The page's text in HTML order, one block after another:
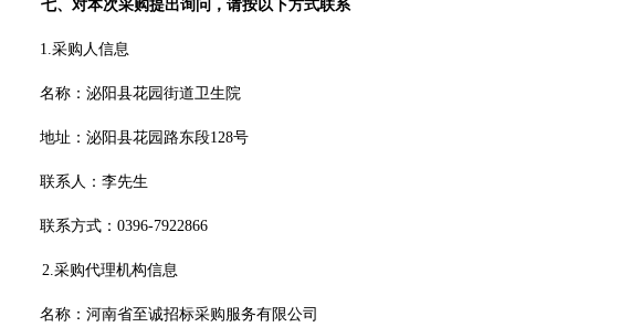
七、对本次采购提出询问，请按以下方式联系
1.采购人信息
名称： 泌阳县花园街道卫生院
地址： 泌阳县花园路东段128号
联系人： 李先生
联系方式： 0396-7922866
2.采购代理机构信息
名称：河南省至诚招标采购服务有限公司